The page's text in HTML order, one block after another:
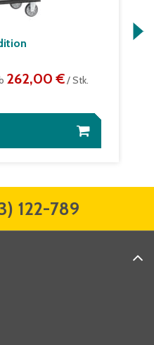
262,00 €/ Stk.
122-789